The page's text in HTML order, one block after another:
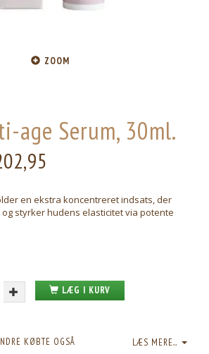
ZOOM
age Serum, 30ml.
en ekstra koncentreret indsats, der
styrker hudens elasticitet via potente
LÆG I KURV
LÆS MERE...
KØBTE OGSÅ